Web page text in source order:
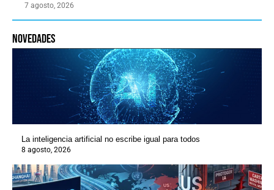
7 agosto, 2026
novedades
La inteligencia artificial no escribe igual para todos
8 agosto, 2026